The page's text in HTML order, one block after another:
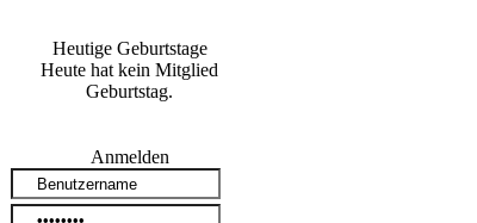
Heutige Geburtstage
Heute hat kein Mitglied
Geburtstag.
Anmelden